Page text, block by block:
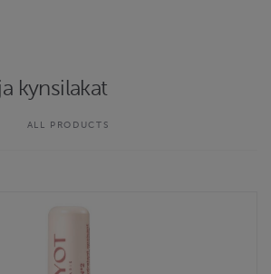
kynsilakat
ALL PRODUCTS